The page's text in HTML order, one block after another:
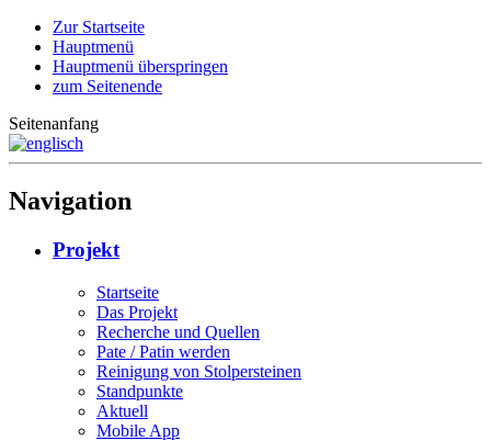
Zur Startseite
Hauptmenü
Hauptmenü überspringen
zum Seitenende
Seitenanfang
Navigation
Projekt
Startseite
Das Projekt
Recherche und Quellen
Pate / Patin werden
Reinigung von Stolpersteinen
Standpunkte
Aktuell
Mobile App